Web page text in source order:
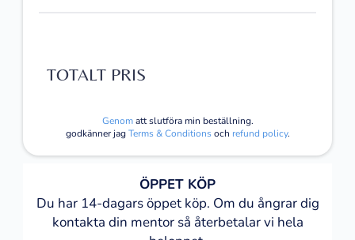
TOTALT PRIS
Genomatt slutföra min beställning.
godkänner jagTerms & Conditionsoch refund policy.
ÖPPET KÖP
Du har 14-dagars öppet köp. Om du ångrar dig
kontakta din mentor så återbetalar vi hela